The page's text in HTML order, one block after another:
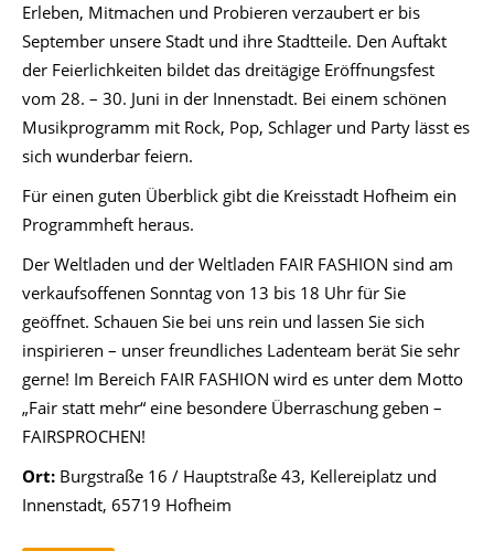
Erleben, Mitmachen und Probieren verzaubert er bis
September unsere Stadt und ihre Stadtteile. Den Auftakt
der Feierlichkeiten bildet das dreitägige Eröffnungsfest
vom 28. – 30. Juni in der Innenstadt. Bei einem schönen
Musikprogramm mit Rock, Pop, Schlager und Party lässt es
sich wunderbar feiern.
Für einen guten Überblick gibt die Kreisstadt Hofheim ein
Programmheft heraus.
Der Weltladen und der Weltladen FAIR FASHION sind am
verkaufsoffenen Sonntag von 13 bis 18 Uhr für Sie
geöffnet. Schauen Sie bei uns rein und lassen Sie sich
inspirieren – unser freundliches Ladenteam berät Sie sehr
gerne! Im Bereich FAIR FASHION wird es unter dem Motto
„Fair statt mehr“ eine besondere Überraschung geben –
FAIRSPROCHEN!
Ort: Burgstraße 16 / Hauptstraße 43, Kellereiplatz und
Innenstadt, 65719 Hofheim